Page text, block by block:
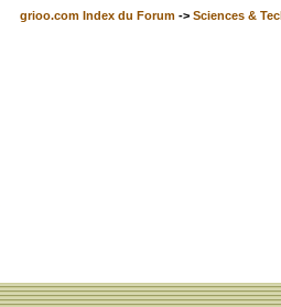
grioo.com Index du Forum -> Sciences &